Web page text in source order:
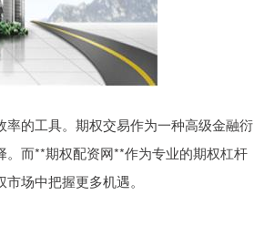
的工具。期权交易作为一种高级金融衍
而**期权配资网**作为专业的期权杠杆
场中把握更多机遇。